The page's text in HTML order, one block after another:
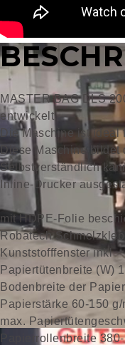
MASTER BAG DLS
entwickelt.
Die Maschine ist
Diese Maschine bildet
Selbstverständlich
Inline-Drucker
mit HDPE-Folie
Robatech
Kunststofffenster inkl
Papiertütenbreite (W)
Bodenbreite der
Papierstärke 60-150 g/
max.
Papierrollenbreite